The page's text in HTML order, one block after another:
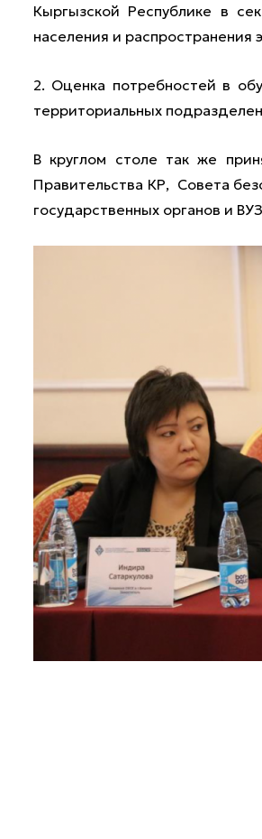
Кыргызской Республике в
населения и распространения
2. Оценка потребностей в
территориальных
В круглом столе так же
Правительства КР, Совета
государственных органов и